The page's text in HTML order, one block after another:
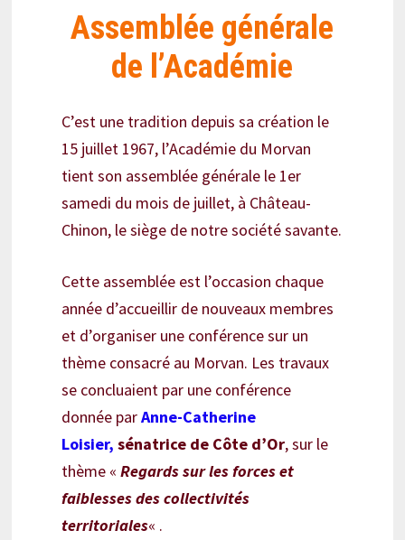
Assemblée générale
de l’Académie
C’est une tradition depuis sa création le
15 juillet 1967, l’Académie du Morvan
tient son assemblée générale le 1er
samedi du mois de juillet, à Château-
Chinon, le siège de notre société savante.
Cette assemblée est l’occasion chaque
année d’accueillir de nouveaux membres
et d’organiser une conférence sur un
thème consacré au Morvan. Les travaux
se concluaient par une conférence
donnée parAnne-Catherine
Loisier, sénatrice de Côte d’Or, sur le
thème « Regards sur les forces et
faiblesses des collectivités
territoriales« .